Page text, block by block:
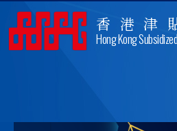
香港津
Hong Kong